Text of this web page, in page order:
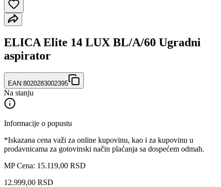
ELICA Elite 14 LUX BL/A/60 Ugradni
aspirator
EAN:8020283002395
Na stanju
Informacije o popustu
*Iskazana cena važi za online kupovinu, kao i za kupovinu u
prodavnicama za gotovinski način plaćanja sa dospećem odmah.
MP Cena: 15.119,00 RSD
12.999,00 RSD